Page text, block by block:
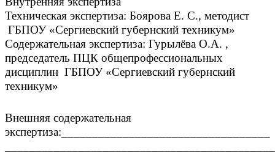
Техническая экспертиза: Боярова Е. С., методист
ГБПОУ «Сергиевский губернский техникум»
Содержательная экспертиза: Гурылёва О.А. ,
председатель ПЦК общепрофессиональных
дисциплин ГБПОУ «Сергиевский губернский
техникум»
Внешняя содержательная
экспертиза:__________________________________